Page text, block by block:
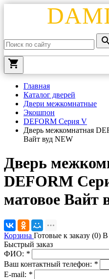
local_grocery_store
Главная
Каталог дверей
Двери межкомнатные
Экошпон
DEFORM Серия V
Дверь межкомнатная
Вайт вуд NEW
Дверь
DEFORM
матовое Вайт
Корзина Готовые к заказу (0) В
Быстрый заказ
ФИО: *
Ваш контактный телефон: *
E-mail: *